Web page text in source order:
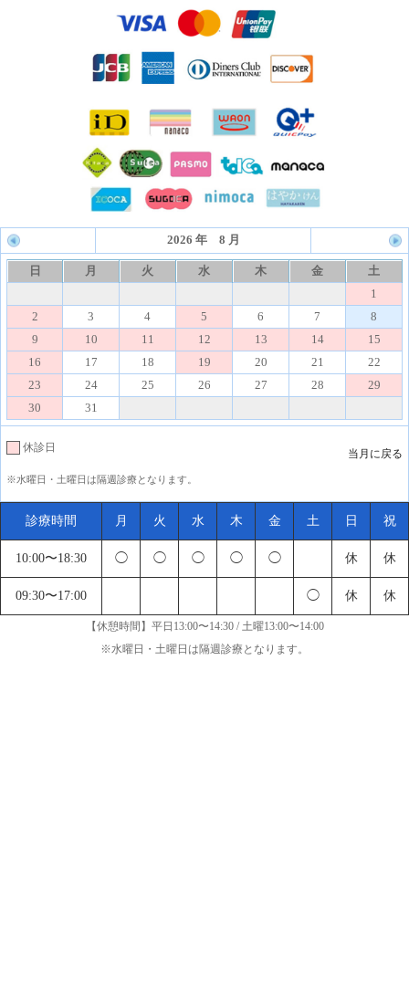
2026 年 8 月
日 月 火 水 木 金
土
1
2
3 4 5 6 7
8
9
10 11 12 13 14
15
16
17 18 19 20 21
22
23
24 25 26 27 28
29
30
31
休診日 当月に戻る
※水曜日・土曜日は隔週診療となります。
診療時間 月 火 水 木 金 土 日 祝
10:00〜18:30 ◯ ◯ ◯ ◯ ◯ 休 休
09:30〜17:00 ◯ 休 休
【休憩時間】平日13:00〜14:30 / 土曜13:00〜14:00
※水曜日・土曜日は隔週診療となります。